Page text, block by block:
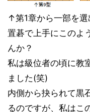
↑第1章から一部を選
置碁で上手にこのよ
んか？
私は級位者の頃に教
ました(笑)
内側から抉られて黒
るのですが、私はこ